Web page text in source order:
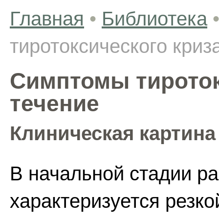
Главная • Библиотека •
тиротоксического
Симптомы
течение
Клиническая картина
В начальной стадии
характеризуется